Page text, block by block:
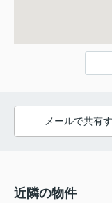
メールで共有
近隣の物件